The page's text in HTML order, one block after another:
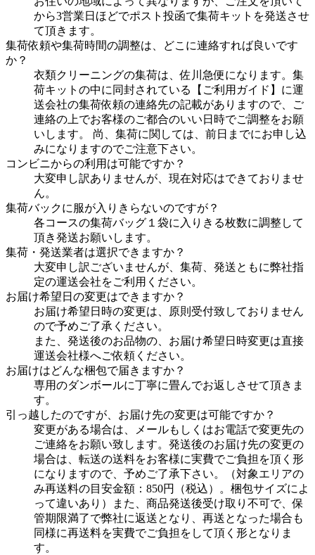
から3営業日ほどでポスト投函で集荷キットを発送させ
て頂きます。
集荷依頼や集荷時間の調整は、どこに連絡すれば良いです
か？
衣類クリーニングの集荷は、佐川急便になります。集
荷キットの中に同封されている【ご利用ガイド】に運
送会社の集荷依頼の連絡先の記載がありますので、ご
連絡の上でお客様のご都合のいい日時でご調整をお願
いします。 尚、集荷に関しては、前日までにお申し込
みになりますのでご注意下さい。
コンビニからの利用は可能ですか？
大変申し訳ありませんが、現在対応はできておりませ
ん。
集荷バックに服が入りきらないのですが？
各コースの集荷バッグ１袋に入りきる枚数に調整して
頂き発送お願いします。
集荷・発送業者は選択できますか？
大変申し訳ございませんが、集荷、発送ともに弊社指
定の運送会社をご利用ください。
お届け希望日の変更はできますか？
お届け希望日時の変更は、原則受付致しておりません
ので予めご了承ください。
また、発送後のお品物の、お届け希望日時変更は直接
運送会社様へご依頼ください。
お届けはどんな梱包で届きますか？
専用のダンボールに丁寧に畳んでお返しさせて頂きま
す。
引っ越したのですが、お届け先の変更は可能ですか？
変更がある場合は、メールもしくはお電話で変更先の
ご連絡をお願い致します。発送後のお届け先の変更の
場合は、転送の送料をお客様に実費でご負担を頂く形
になりますので、予めご了承下さい。（対象エリアの
み再送料の目安金額：850円（税込）。梱包サイズによ
って違いあり）また、商品発送後受け取り不可で、保
管期限満了で弊社に返送となり、再送となった場合も
同様に再送料を実費でご負担をして頂く形となりま
す。